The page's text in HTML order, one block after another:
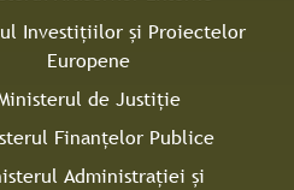
Investițiilor și Proiectelor
Europene
de Justiție
Finanțelor Publice
Administrației și